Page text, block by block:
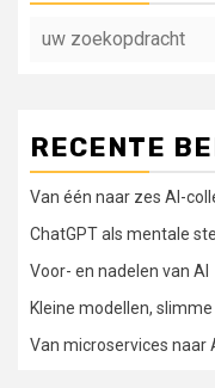
RECENTE
Van één naar zes AI-
ChatGPT als mentale
Voor- en nadelen van AI
Kleine modellen, slimme
Van microservices naar